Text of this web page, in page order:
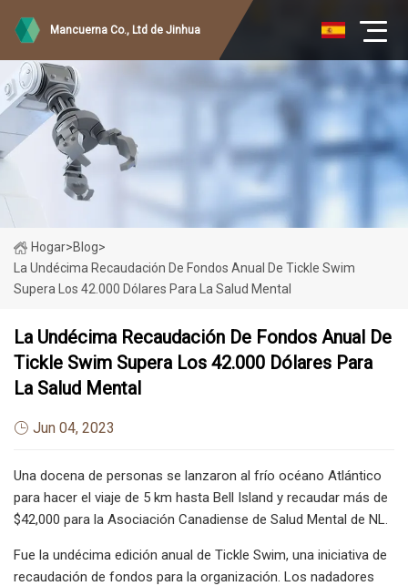
Mancuerna Co., Ltd de Jinhua
Hogar>Blog>
La Undécima Recaudación De Fondos Anual De Tickle Swim
Supera Los 42.000 Dólares Para La Salud Mental
La Undécima Recaudación De Fondos Anual De
Tickle Swim Supera Los 42.000 Dólares Para
La Salud Mental
Jun 04, 2023
Una docena de personas se lanzaron al frío océano Atlántico
para hacer el viaje de 5 km hasta Bell Island y recaudar más de
$42,000 para la Asociación Canadiense de Salud Mental de NL.
Fue la undécima edición anual de Tickle Swim, una iniciativa de
recaudación de fondos para la organización. Los nadadores